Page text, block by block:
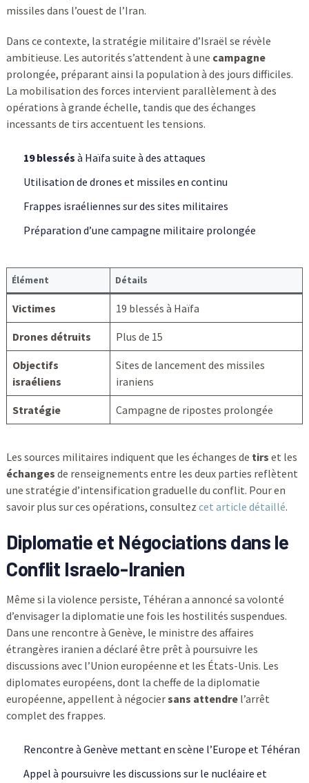
missiles dans l’ouest de l’Iran.
Dans ce contexte, la stratégie militaire d’Israël se révèle
ambitieuse. Les autorités s’attendent à une campagne
prolongée, préparant ainsi la population à des jours difficiles.
La mobilisation des forces intervient parallèlement à des
opérations à grande échelle, tandis que des échanges
incessants de tirs accentuent les tensions.
19 blessés à Haïfa suite à des attaques
Utilisation de drones et missiles en continu
Frappes israéliennes sur des sites militaires
Préparation d’une campagne militaire prolongée
Élément Détails
Victimes 19 blessés à Haïfa
Drones détruits Plus de 15
Objectifs
israéliens
Sites de lancement des missiles
iraniens
Stratégie Campagne de ripostes prolongée
Les sources militaires indiquent que les échanges de tirs et les
échanges de renseignements entre les deux parties reflètent
une stratégie d’intensification graduelle du conflit. Pour en
savoir plus sur ces opérations, consultez cet article détaillé.
Diplomatie et Négociations dans le
Conflit Israelo-Iranien
Même si la violence persiste, Téhéran a annoncé sa volonté
d’envisager la diplomatie une fois les hostilités suspendues.
Dans une rencontre à Genève, le ministre des affaires
étrangères iranien a déclaré être prêt à poursuivre les
discussions avec l’Union européenne et les États-Unis. Les
diplomates européens, dont la cheffe de la diplomatie
européenne, appellent à négociersans attendrel’arrêt
complet des frappes.
Rencontre à Genève mettant en scène l’Europe et Téhéran
Appel à poursuivre les discussions sur le nucléaire et